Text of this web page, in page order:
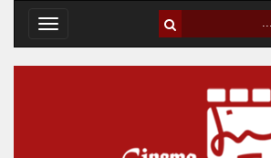
Toggle